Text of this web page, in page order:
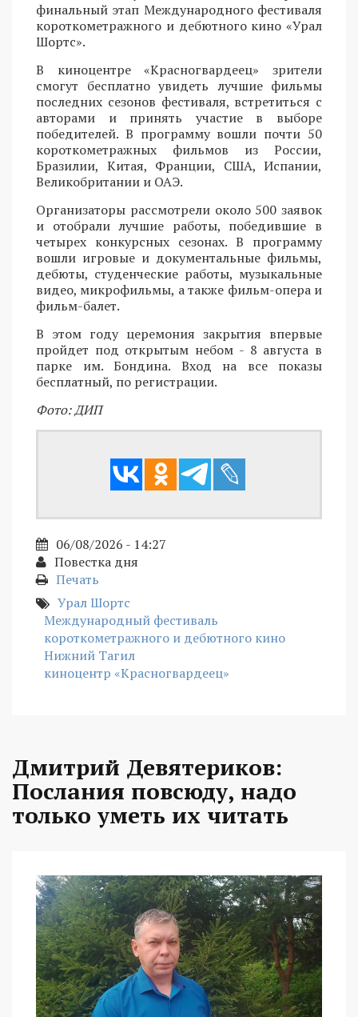
финальный этап Международного фестиваля
короткометражного и дебютного кино «Урал
Шортс».
В киноцентре «Красногвардеец» зрители
смогут бесплатно увидеть лучшие фильмы
последних сезонов фестиваля, встретиться с
авторами и принять участие в выборе
победителей. В программу вошли почти 50
короткометражных фильмов из России,
Бразилии, Китая, Франции, США, Испании,
Великобритании и ОАЭ.
Организаторы рассмотрели около 500 заявок
и отобрали лучшие работы, победившие в
четырех конкурсных сезонах. В программу
вошли игровые и документальные фильмы,
дебюты, студенческие работы, музыкальные
видео, микрофильмы, а также фильм-опера и
фильм-балет.
В этом году церемония закрытия впервые
пройдет под открытым небом - 8 августа в
парке им. Бондина. Вход на все показы
бесплатный, по регистрации.
Фото: ДИП
06/08/2026 - 14:27
Повестка дня
Печать
Урал Шортс
Международный фестиваль
короткометражного и дебютного кино
Нижний Тагил
киноцентр «Красногвардеец»
Дмитрий Девятериков:
Послания повсюду, надо
только уметь их читать